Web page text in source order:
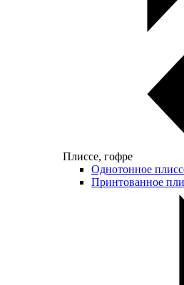
Плиссе, гофре
Однотонное
Принтованное